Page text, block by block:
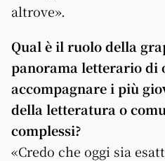
altrove».
Qual è il ruolo della
panorama letterario di
accompagnare i più
della letteratura o
complessi?
«Credo che oggi sia